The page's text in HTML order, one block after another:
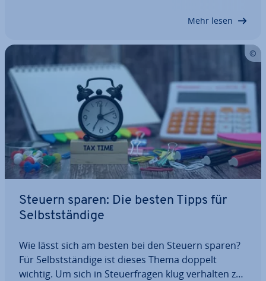
Mehr lesen
Steuern sparen: Die besten Tipps für
Selbst­stän­di­ge
Wie lässt sich am besten bei den Steuern sparen?
Für Selbst­stän­di­ge ist dieses Thema doppelt
wichtig. Um sich in Steu­er­fra­gen klug verhalten zu